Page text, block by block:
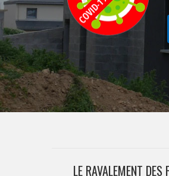
LE RAVALEMENT DES